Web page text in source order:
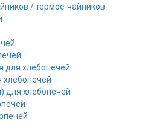
/ термос-чайников
для хлебопечей
хлебопечей
для хлебопечей